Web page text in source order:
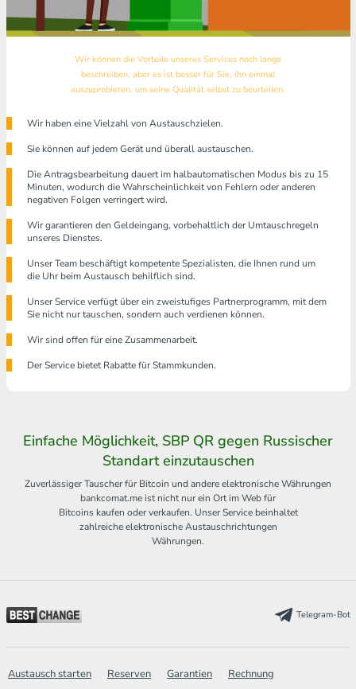
Wir können die Vorteile unseres Services noch lange
beschreiben, aber es ist besser für Sie, ihn einmal
auszuprobieren, um seine Qualität selbst zu beurteilen.
Wir haben eine Vielzahl von Austauschzielen.
Sie können auf jedem Gerät und überall austauschen.
Die Antragsbearbeitung dauert im halbautomatischen Modus bis zu 15
Minuten, wodurch die Wahrscheinlichkeit von Fehlern oder anderen
negativen Folgen verringert wird.
Wir garantieren den Geldeingang, vorbehaltlich der Umtauschregeln
unseres Dienstes.
Unser Team beschäftigt kompetente Spezialisten, die Ihnen rund um
die Uhr beim Austausch behilflich sind.
Unser Service verfügt über ein zweistufiges Partnerprogramm, mit dem
Sie nicht nur tauschen, sondern auch verdienen können.
Wir sind offen für eine Zusammenarbeit.
Der Service bietet Rabatte für Stammkunden.
Einfache Möglichkeit, SBP QR gegen Russischer
Standart einzutauschen
Zuverlässiger Tauscher für Bitcoin und andere elektronische Währungen
bankcomat.me ist nicht nur ein Ort im Web für
Bitcoins kaufen oder verkaufen. Unser Service beinhaltet
zahlreiche elektronische Austauschrichtungen
Währungen.
Telegram-Bot
Austausch starten Reserven Garantien
Rechnung